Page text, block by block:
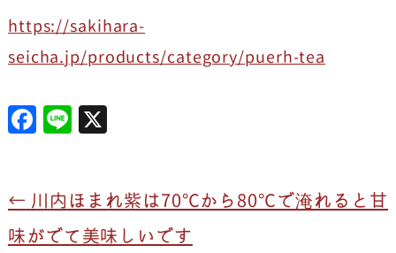
https://sakihara-
seicha.jp/products/category/puerh-tea
F
e
b
Li X
← 川内ほまれ紫は70℃から80℃で淹れると甘
味がでて美味しいです